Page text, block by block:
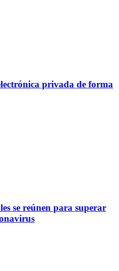
privada de forma
se reúnen para superar